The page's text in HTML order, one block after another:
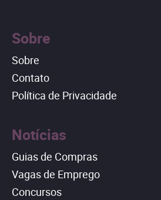
Sobre
Sobre
Contato
Política de Privacidade
Notícias
Guias de Compras
Vagas de Emprego
Concursos